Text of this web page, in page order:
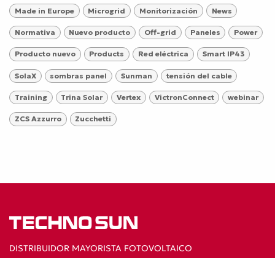
Made in Europe Microgrid Monitorización News
Normativa Nuevo producto Off-grid Paneles Power
Producto nuevo Products Red eléctrica Smart IP43
SolaX sombras panel Sunman tensión del cable
Training Trina Solar Vertex VictronConnect webinar
ZCS Azzurro Zucchetti
DISTRIBUIDOR MAYORISTA FOTOVOLTAICO